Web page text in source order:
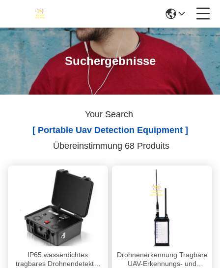
Suchergebnisse
Your Search
[ Portable Uav Detection Equipment ]
Übereinstimmung 68 Produits
IP65 wasserdichtes
tragbares Drohnendetektor
Drohnenerkennung Tragbare
UAV-Erkennungs- und